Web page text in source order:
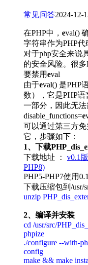
常见问答2024-12-
在PHP中， eval()
字符串作为PHP代
对于php安全来说
的安全风险。很
要禁用eval
由于eval() 是PHP
数），它是PHP
一部分，因此无
disable_functions=e
可以通过第三方免
它，步骤如下：
1、下载
下载地址 ： v0.1
PHP8)
PHP5-PHP7使用
下载压缩包到/usr/
unzip
2、编译并安装
cd /usr/src/
phpize
./configure --with-
config
make && make